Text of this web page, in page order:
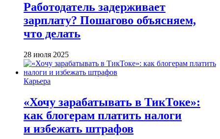
Работодатель задерживает
зарплату? Пошагово объясняем,
что делать
28 июля 2025
Карьера
«Хочу зарабатывать в ТикТоке»:
как блогерам платить налоги
и избежать штрафов